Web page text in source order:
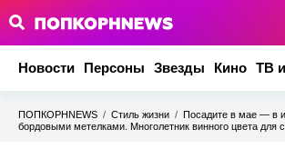
Новости Персоны Звезды Кино ТВ
ПОПКОРНNEWS / Стиль жизни / Посадите в мае — в
бордовыми метелками. Многолетник винного цвета для